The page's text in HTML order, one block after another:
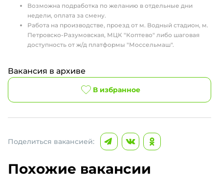
Возможна подработка по желанию в отдельные дни
недели, оплата за смену.
Работа на производстве, проезд от м. Водный стадион, м.
Петровско-Разумовская, МЦК "Коптево" либо шаговая
доступность от ж/д платформы "Моссельмаш".
Вакансия в архиве
В избранное
Поделиться вакансией:
Похожие вакансии